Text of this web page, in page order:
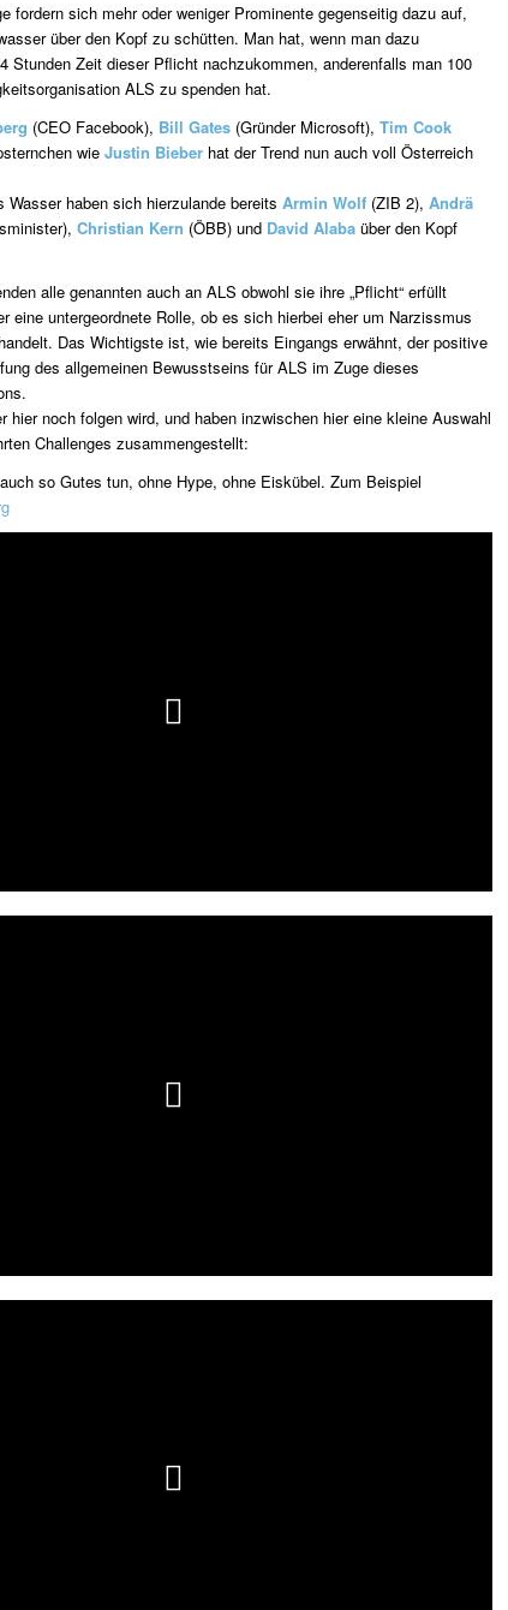
fordern sich mehr oder weniger Prominente gegenseitig dazu auf,
über den Kopf zu schütten. Man hat, wenn man dazu
Stunden Zeit dieser Pflicht nachzukommen, anderenfalls man 100
ALS zu spenden hat.
(CEO Facebook), Bill Gates (Gründer Microsoft), Tim Cook
wie Justin Bieber hat der Trend nun auch voll Österreich
Wasser haben sich hierzulande bereits Armin Wolf (ZIB 2), Andrä
Christian Kern (ÖBB) und David Alaba über den Kopf
alle genannten auch an ALS obwohl sie ihre „Pflicht“ erfüllt
eine untergeordnete Rolle, ob es sich hierbei eher um Narzissmus
Das Wichtigste ist, wie bereits Eingangs erwähnt, der positive
des allgemeinen Bewusstseins für ALS im Zuge dieses
hier noch folgen wird, und haben inzwischen hier eine kleine Auswahl
Challenges zusammengestellt:
so Gutes tun, ohne Hype, ohne Eiskübel. Zum Beispiel